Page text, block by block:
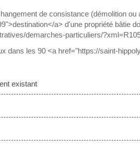
de consistance (démolition
a> d'une propriété bâtie
demarches-particuliers/
dans les 90 <a href="https://saint-
existant